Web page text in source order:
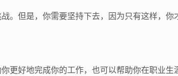
但是，你需要坚持下去，因为只有这样，你
好地完成你的工作，也可以帮助你在职业生